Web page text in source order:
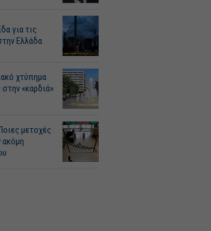
για τις
Ελλάδα
χτύπημα
«καρδιά»
μετοχές
ακόμη